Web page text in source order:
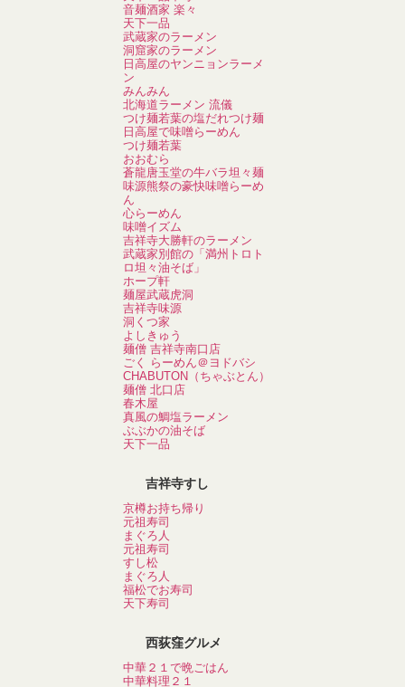
音麺酒家 楽々
天下一品
武蔵家のラーメン
洞窟家のラーメン
日高屋のヤンニョンラーメ
ン
みんみん
北海道ラーメン 流儀
つけ麺若葉の塩だれつけ麺
日高屋で味噌らーめん
つけ麺若葉
おおむら
蒼龍唐玉堂の牛バラ坦々麺
味源熊祭の豪快味噌らーめ
ん
心らーめん
味噌イズム
吉祥寺大勝軒のラーメン
武蔵家別館の「満州トロト
ロ坦々油そば」
ホープ軒
麺屋武蔵虎洞
吉祥寺味源
洞くつ家
よしきゅう
麺僧 吉祥寺南口店
ごく らーめん＠ヨドバシ
CHABUTON（ちゃぶとん）
麺僧 北口店
春木屋
真風の鯛塩ラーメン
ぶぶかの油そば
天下一品
吉祥寺すし
京樽お持ち帰り
元祖寿司
まぐろ人
元祖寿司
すし松
まぐろ人
福松でお寿司
天下寿司
西荻窪グルメ
中華２１で晩ごはん
中華料理２１